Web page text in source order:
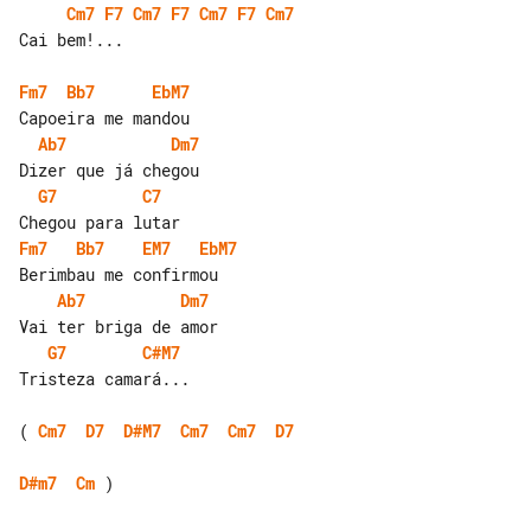
Cm7 F7 Cm7 F7 Cm7 F7 Cm7
Cai bem!...
Fm7 Bb7
EbM7
Ab7
Dm7
G7
C7
Fm7
Bb7 EM7
EbM7
Ab7
Dm7
G7
C#M7
Tristeza camará...
( Cm7 D7 D#M7 Cm7 Cm7 D7
D#m7 Cm )